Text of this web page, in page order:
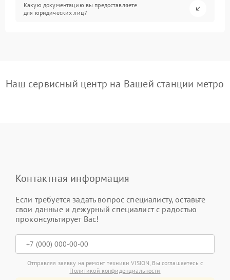
Какую документацию вы предоставляете
для юридических лиц?
Наш сервисный центр на Вашей станции метро
Контактная информация
Если требуется задать вопрос специалисту, оставьте
свои данные и дежурный специалист с радостью
проконсультирует Вас!
Отправляя заявку на ремонт техники VISION, Вы соглашаетесь с
Политикой конфиденциальности